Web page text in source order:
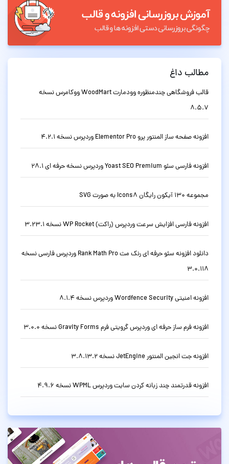
مطالب داغ
قالب فروشگاهی چندمنظوره وودمارت WoodMart ووکامرس نسخه
8.5.7
افزونه صفحه ساز المنتور پرو Elementor Pro وردپرس نسخه 4.2.1
افزونه فارسی سئو Yoast SEO Premium وردپرس نسخه حرفه ای 28.1
مجموعه 130 آیکون رایگان Icons8 به صورت SVG
افزونه فارسی افزایش سرعت وردپرس (راکت) WP Rocket نسخه 3.23.1
دانلود افزونه سئو حرفه ای رنک مث Rank Math Pro وردپرس فارسی نسخه
3.0.118
افزونه امنیتی Wordfence Security وردپرس نسخه 8.1.4
افزونه فرم ساز حرفه ای وردپرس گرویتی فرم Gravity Forms نسخه 3.0.0
افزونه جت انجین المنتور JetEngine نسخه 3.8.13.2
افزونه قدرتمند چند زبانه کردن سایت وردپرس WPML نسخه 4.9.6